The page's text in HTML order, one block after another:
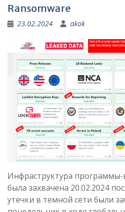
Ransomware
23.02.2024 akok
Инфраструктура
была захвачена 20.02.2024
утечки в темной сети были